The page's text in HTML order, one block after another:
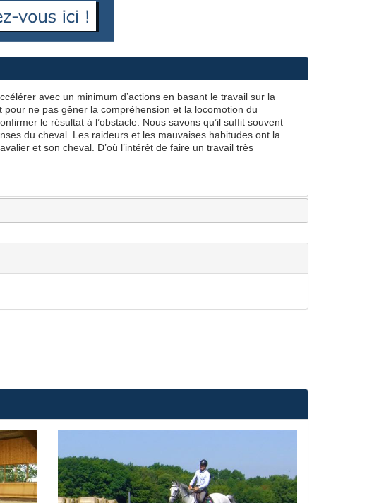
avec un minimum d’actions en basant le travail sur la
ne pas gêner la compréhension et la locomotion du
le résultat à l’obstacle. Nous savons qu’il suffit souvent
du cheval. Les raideurs et les mauvaises habitudes ont la
et son cheval. D’où l’intérêt de faire un travail très